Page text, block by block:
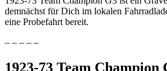
demnächst für Dich im lokalen
eine Probefahrt bereit.
– – – – –
1923-73 Team Champion